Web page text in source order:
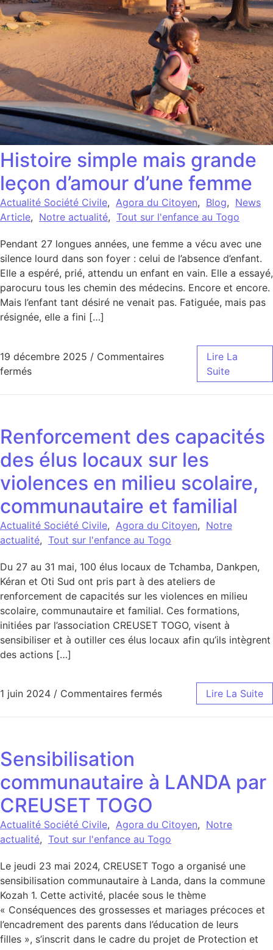
Histoire simple mais grande
leçon d’amour d’une femme
Actualité Société Civile, Agora du Citoyen, Blog, News
Article, Notre actualité, Tout sur l'enfance au Togo
Pendant 27 longues années, une femme a vécu avec une
silence lourd dans son foyer : celui de l’absence d’enfant.
Elle a espéré, prié, attendu un enfant en vain. Elle a essayé,
parocuru tous les chemin des médecins. Encore et encore.
Mais l’enfant tant désiré ne venait pas. Fatiguée, mais pas
résignée, elle a fini […]
19 décembre 2025 / Commentaires
ferméssur Histoire simple mais grande leçon d’amour
Lire La
Suite
Renforcement des capacités
des élus locaux sur les
violences en milieu scolaire,
communautaire et familial
Actualité Société Civile, Agora du Citoyen, Notre
actualité, Tout sur l'enfance au Togo
Du 27 au 31 mai, 100 élus locaux de Tchamba, Dankpen,
Kéran et Oti Sud ont pris part à des ateliers de
renforcement de capacités sur les violences en milieu
scolaire, communautaire et familial. Ces formations,
initiées par l’association CREUSET TOGO, visent à
sensibiliser et à outiller ces élus locaux afin qu’ils intègrent
des actions […]
1 juin 2024 / Commentaires ferméssur Renforcement des
Lire La Suite
Sensibilisation
communautaire à LANDA par
CREUSET TOGO
Actualité Société Civile, Agora du Citoyen, Notre
actualité, Tout sur l'enfance au Togo
Le jeudi 23 mai 2024, CREUSET Togo a organisé une
sensibilisation communautaire à Landa, dans la commune
Kozah 1. Cette activité, placée sous le thème
« Conséquences des grossesses et mariages précoces et
l’encadrement des parents dans l’éducation de leurs
filles », s’inscrit dans le cadre du projet de Protection et